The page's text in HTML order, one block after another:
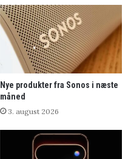
Nye produkter fra Sonos i næste
måned
3. august 2026